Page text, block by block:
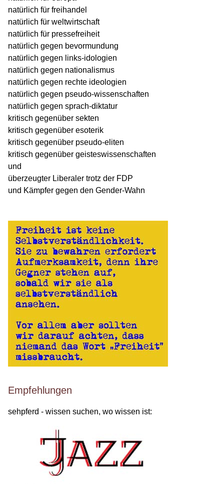
natürlich für freihandel
natürlich für weltwirtschaft
natürlich für pressefreiheit
natürlich gegen bevormundung
natürlich gegen links-idologien
natürlich gegen nationalismus
natürlich gegen rechte ideologien
natürlich gegen pseudo-wissenschaften
natürlich gegen sprach-diktatur
kritisch gegenüber sekten
kritisch gegenüber esoterik
kritisch gegenüber pseudo-eliten
kritisch gegenüber geisteswissenschaften
und
überzeugter Liberaler trotz der FDP
und Kämpfer gegen den Gender-Wahn
Empfehlungen
sehpferd - wissen suchen, wo wissen ist: